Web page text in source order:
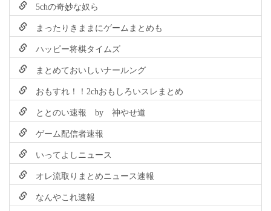
5chの奇妙な奴ら
まったりきままにゲームまとめも
ハッピー将棋タイムズ
まとめておいしいナールング
おもすれ！！2chおもしろいスレまとめ
ととのい速報 by 神やせ道
ゲーム配信者速報
いってよしニュース
オレ流取りまとめニュース速報
なんやこれ速報